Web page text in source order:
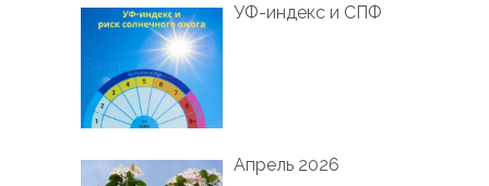
УФ-индекс и СПФ
Апрель 2026